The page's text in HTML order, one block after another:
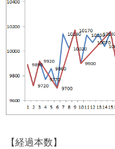
【経過本数】